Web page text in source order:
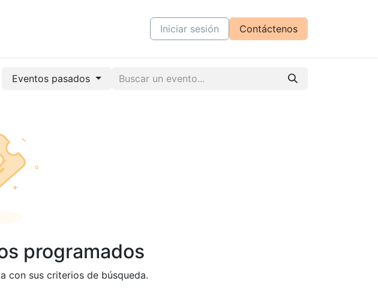
CursosIniciar sesión Contáctenos
Eventos pasados
programados
con sus criterios de búsqueda.